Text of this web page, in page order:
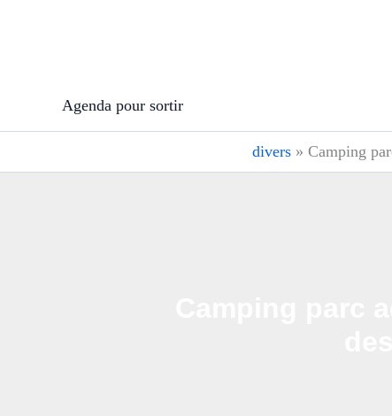
Agenda pour sortir
divers » Camping